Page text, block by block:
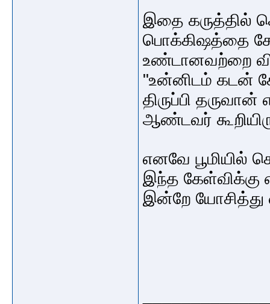
இதை கருத்தில்
பொக்கிஷத்தை
உண்டானவற்றை
"உன்னிடம் கடன்
திருப்பி
ஆண்டவர்
எனவே பூமியில்
இந்த
இன்றே